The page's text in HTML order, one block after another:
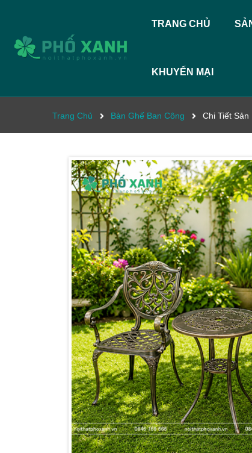
TRANG CHỦ
KHUYẾN MẠI
Trang Chủ Bàn Ghế Ban Công Chi Tiết Sản